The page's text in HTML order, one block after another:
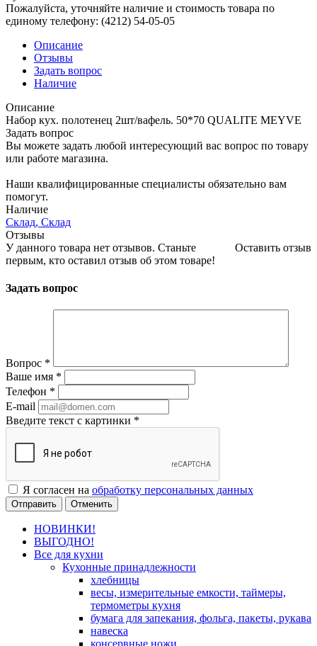
Пожалуйста, уточняйте наличие и стоимость товара по
единому телефону: (4212) 54-05-05
Описание
Отзывы
Задать вопрос
Наличие
Описание
Набор кух. полотенец 2шт/вафель. 50*70 QUALITE MEYVE
Задать вопрос
Вы можете задать любой интересующий вас вопрос по товару
или работе магазина.
Наши квалифицированные специалисты обязательно вам
помогут.
Наличие
Склад, Склад
Отзывы
Оставить отзыв
У данного товара нет отзывов. Станьте
первым, кто оставил отзыв об этом товаре!
Задать вопрос
Вопрос *
Ваше имя *
Телефон *
E-mail
Введите текст с картинки *
Я согласен на обработку персональных данных
Отменить
НОВИНКИ!
ВЫГОДНО!
Все для кухни
Кухонные принадлежности
хлебницы
весы, измерительные емкости, таймеры,
термометры кухня
бумага для запекания, фольга, пакеты, рукава
навеска